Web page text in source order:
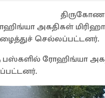
அகதிகள்
செல்லப்பட்டனர்.
பஸ்களில் ரோஹிங்யா